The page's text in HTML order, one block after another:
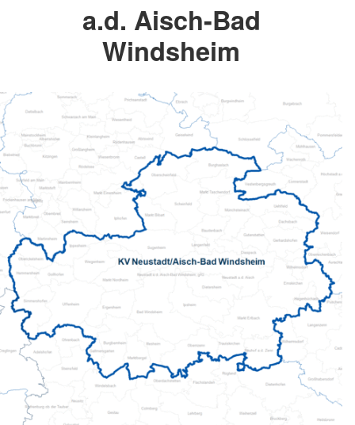
a.d. Aisch-Bad
Windsheim